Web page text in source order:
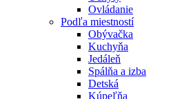
Ovládanie
Podľa miestností
Obývačka
Kuchyňa
Jedáleň
Spálňa a izba
Detská
Kúpeľňa